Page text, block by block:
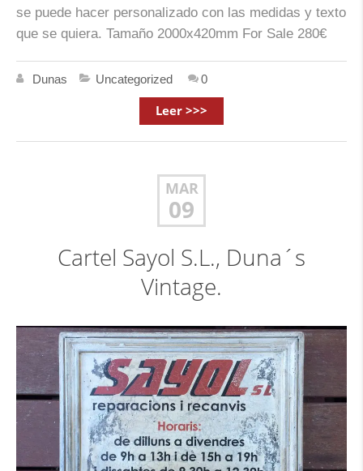
se puede hacer personalizado con las medidas y texto
que se quiera. Tamaño 2000x420mm For Sale 280€
Dunas Uncategorized 0
Leer >>>
MAR
09
Cartel Sayol S.L., Duna´s
Vintage.